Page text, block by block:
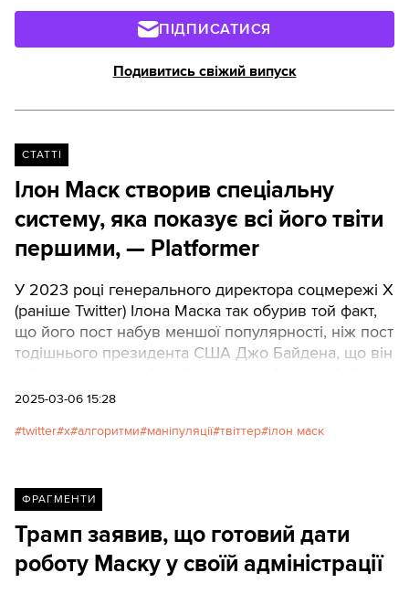
ПІДПИСАТИСЯ
Подивитись свіжий випуск
СТАТТІ
Ілон Маск створив спеціальну
систему, яка показує всі його твіти
першими, — Platformer
У 2023 році генерального директора соцмережі Х
(раніше Twitter) Ілона Маска так обурив той факт,
що його пост набув меншої популярності, ніж пост
тодішнього президента США Джо Байдена, що він
створив спеціальну систему популяризації його
Texty.org.ua розповідають, як обурений Ілон Маск
2025-03-06 15:28
twitter x алгоритми маніпуляції твіттер ілон маск
ФРАГМЕНТИ
Трамп заявив, що готовий дати
роботу Маску у своїй адміністрації